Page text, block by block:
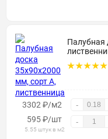
Палубная
3302 ₽/м2 -
595₽/шт
5.55 штук в м2
-